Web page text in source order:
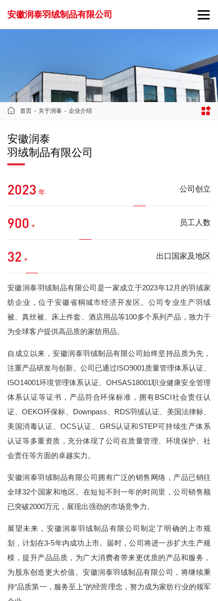
安徽润泰羽绒制品有限公司
首页 - 关于润泰 - 企业介绍
安徽润泰
羽绒制品有限公司
2023 年 公司创立
900 + 员工人数
32 + 出口国家及地区
安徽润泰羽绒制品有限公司是一家成立于2023年12月的羽绒家
纺企业，位于安徽省桐城市经济开发区。公司专业生产羽绒
被、真丝被、床上件套、酒店用品等100多个系列产品，致力于
为全球客户提供高品质的家纺用品。
自成立以来，安徽润泰羽绒制品有限公司始终坚持品质为先，
注重产品研发与创新。公司已通过ISO9001质量管理体系认证、
ISO14001环境管理体系认证、OHSAS18001职业健康安全管理
体系认证等证书，产品符合环保标准，拥有BSCI社会责任认
证、OEKO环保标、Downpass、RDS羽绒认证、美国法律标、
美国消毒认证、OCS认证、GRS认证和STEP可持续生产体系
认证等多重资质，充分体现了公司在质量管理、环境保护、社
会责任等方面的卓越实力。
安徽润泰羽绒制品有限公司拥有广泛的销售网络，产品已销往
全球32个国家和地区。在短短不到一年的时间里，公司销售额
已突破2000万元，展现出强劲的市场竞争力。
展望未来，安徽润泰羽绒制品有限公司制定了明确的上市规
划，计划在3-5年内成功上市。届时，公司将进一步扩大生产规
模，提升产品品质，为广大消费者带来更优质的产品和服务，
为股东创造更大价值。安徽润泰羽绒制品有限公司，将继续秉
持“品质第一，服务至上”的经营理念，努力成为家纺行业的领军